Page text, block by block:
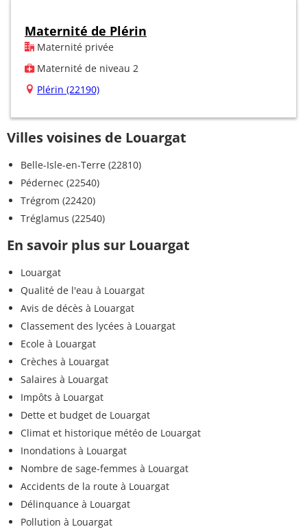
Maternité de Plérin
Maternité privée
Maternité de niveau 2
Plérin (22190)
Villes voisines de Louargat
Belle-Isle-en-Terre (22810)
Pédernec (22540)
Trégrom (22420)
Tréglamus (22540)
En savoir plus sur Louargat
Louargat
Qualité de l'eau à Louargat
Avis de décès à Louargat
Classement des lycées à Louargat
Ecole à Louargat
Crèches à Louargat
Salaires à Louargat
Impôts à Louargat
Dette et budget de Louargat
Climat et historique météo de Louargat
Inondations à Louargat
Nombre de sage-femmes à Louargat
Accidents de la route à Louargat
Délinquance à Louargat
Pollution à Louargat